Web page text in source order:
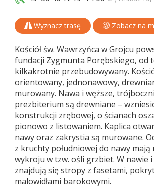
Wyznacz trasę Zobacz na
Kościół św. Wawrzyńca w Grojcu
fundacji Zygmunta Porębskiego, od
kilkakrotnie przebudowywany.
orientowany, jednonawowy,
murowany. Nawa i węższe,
prezbiterium są drewniane –
konstrukcji zrębowej, o ścianach
pionowo z listowaniem. Kaplica
nawy oraz zakrystia są murowane.
z kruchty południowej do nawy mają
wykroju w tzw. ośli grzbiet. W nawie
znajdują się stropy z fasetami,
malowidłami barokowymi.